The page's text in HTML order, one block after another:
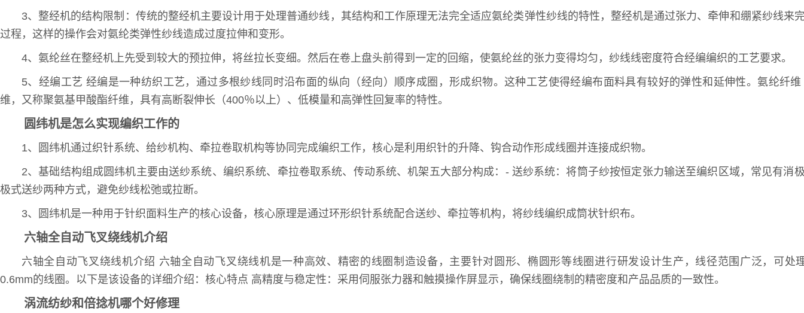
3、整经机的结构限制：传统的整经机主要设计用于处理普通纱线，其结构和工作原理无法完全适应氨纶类弹性纱线的特性，整经机是通过张力、牵伸和绷紧纱线来
过程，这样的操作会对氨纶类弹性纱线造成过度拉伸和变形。
4、氨纶丝在整经机上先受到较大的预拉伸，将丝拉长变细。然后在卷上盘头前得到一定的回缩，使氨纶丝的张力变得均匀，纱线线密度符合经编编织的工艺要求。
5、经编工艺 经编是一种纺织工艺，通过多根纱线同时沿布面的纵向（经向）顺序成圈，形成织物。这种工艺使得经编布面料具有较好的弹性和延伸性。氨纶纤
维，又称聚氨基甲酸酯纤维，具有高断裂伸长（400％以上）、低模量和高弹性回复率的特性。
圆纬机是怎么实现编织工作的
1、圆纬机通过织针系统、给纱机构、牵拉卷取机构等协同完成编织工作，核心是利用织针的升降、钩合动作形成线圈并连接成织物。
2、基础结构组成圆纬机主要由送纱系统、编织系统、牵拉卷取系统、传动系统、机架五大部分构成：- 送纱系统：将筒子纱按恒定张力输送至编织区域，常见有消
极式送纱两种方式，避免纱线松弛或拉断。
3、圆纬机是一种用于针织面料生产的核心设备，核心原理是通过环形织针系统配合送纱、牵拉等机构，将纱线编织成筒状针织布。
六轴全自动飞叉绕线机介绍
六轴全自动飞叉绕线机介绍 六轴全自动飞叉绕线机是一种高效、精密的线圈制造设备，主要针对圆形、椭圆形等线圈进行研发设计生产，线径范围广泛，可处
0.6mm的线圈。以下是该设备的详细介绍：核心特点 高精度与稳定性：采用伺服张力器和触摸操作屏显示，确保线圈绕制的精密度和产品品质的一致性。
涡流纺纱和倍捻机哪个好修理